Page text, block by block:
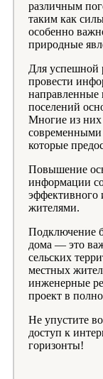
различным
таким как
особенно
природные
Для успешной
провести
направленные
поселений
Многие из них
современными
которые
Повышение
информации
эффективного
жителями.
Подключение
дома — это
сельских
местных
инженерные
проект в
Не упустите
доступ к
горизонты!